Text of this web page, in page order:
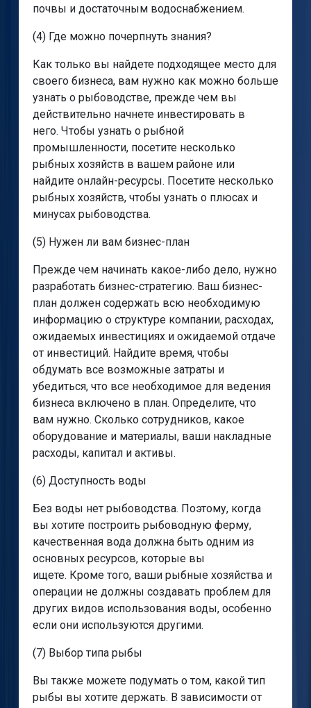
почвы и достаточным водоснабжением.
(4) Где можно почерпнуть знания?
Как только вы найдете подходящее место для
своего бизнеса, вам нужно как можно больше
узнать о рыбоводстве, прежде чем вы
действительно начнете инвестировать в
него. Чтобы узнать о рыбной
промышленности, посетите несколько
рыбных хозяйств в вашем районе или
найдите онлайн-ресурсы. Посетите несколько
рыбных хозяйств, чтобы узнать о плюсах и
минусах рыбоводства.
(5) Нужен ли вам бизнес-план
Прежде чем начинать какое-либо дело, нужно
разработать бизнес-стратегию. Ваш бизнес-
план должен содержать всю необходимую
информацию о структуре компании, расходах,
ожидаемых инвестициях и ожидаемой отдаче
от инвестиций. Найдите время, чтобы
обдумать все возможные затраты и
убедиться, что все необходимое для ведения
бизнеса включено в план. Определите, что
вам нужно. Сколько сотрудников, какое
оборудование и материалы, ваши накладные
расходы, капитал и активы.
(6) Доступность воды
Без воды нет рыбоводства. Поэтому, когда
вы хотите построить рыбоводную ферму,
качественная вода должна быть одним из
основных ресурсов, которые вы
ищете. Кроме того, ваши рыбные хозяйства и
операции не должны создавать проблем для
других видов использования воды, особенно
если они используются другими.
(7) Выбор типа рыбы
Вы также можете подумать о том, какой тип
рыбы вы хотите держать. В зависимости от